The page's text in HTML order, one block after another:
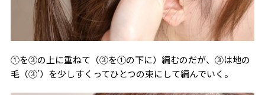
①を③の上に重ねて（③を①の下に）編むのだが、③は地の
毛（③’）を少しすくってひとつの束にして編んでいく。